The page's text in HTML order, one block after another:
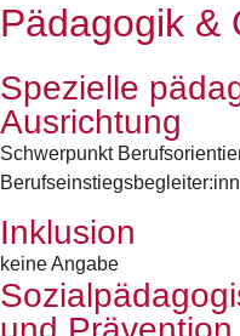
Pädagogik &
Spezielle
Ausrichtung
Schwerpunkt
Inklusion
keine Angabe